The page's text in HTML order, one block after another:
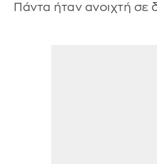
Πάντα ήταν ανοιχτή σε